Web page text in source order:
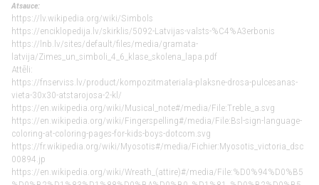
Atsauce:
https://lv.wikipedia.org/wiki/Simbols
https://enciklopedija.lv/skirklis/5092-Latvijas-valsts-%C4%A3erbonis
https://lnb.lv/sites/default/files/media/gramata-
latvija/Zimes_un_simboli_4_6_klase_skolena_lapa.pdf
Attēli:
https://fnserviss.lv/product/kompozitmateriala-plaksne-drosa-pulcesanas-
vieta-30x30-atstarojosa-2-kl/
https://en.wikipedia.org/wiki/Musical_note#/media/File:Treble_a.svg
https://en.wikipedia.org/wiki/Fingerspelling#/media/File:Bsl-sign-language-
coloring-at-coloring-pages-for-kids-boys-dotcom.svg
https://fr.wikipedia.org/wiki/Myosotis#/media/Fichier:Myosotis_victoria_dsc
00894.jp
https://en.wikipedia.org/wiki/Wreath_(attire)#/media/File:%D0%94%D0%B5